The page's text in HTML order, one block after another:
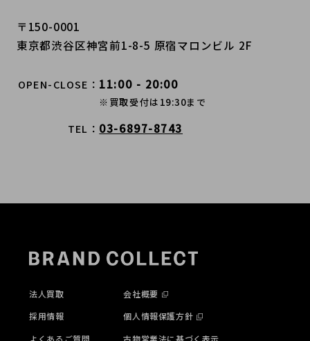
〒150-0001
東京都渋谷区神宮前1-8-5 原宿マロンビル 2F
OPEN-CLOSE 11:00 - 20:00
※買取受付は19:30まで
TEL 03-6897-8743
法人買取
採用情報
よくあるご質問
会社概要
個人情報保護方針
古物営業法に基づく表示